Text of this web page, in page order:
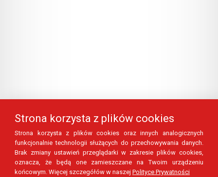
Strona korzysta z plików cookies
Strona korzysta z plików cookies oraz innych analogicznych
funkcjonalnie technologii służących do przechowywania danych.
Brak zmiany ustawień przeglądarki w zakresie plików cookies,
oznacza, że będą one zamieszczane na Twoim urządzeniu
końcowym. Więcej szczegółów w naszej Polityce Prywatności